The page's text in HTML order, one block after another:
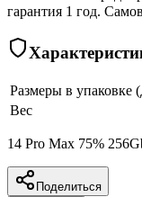
гарантия 1 год.
Размеры в
Вес
14 Pro Max 75%
Поделиться